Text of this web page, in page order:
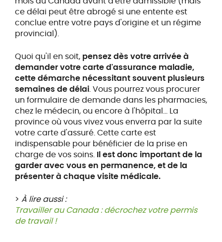
ce délai peut être abrogé si une entente est
conclue entre votre pays d'origine et un régime
provincial).
Quoi qu'il en soit, pensez dès votre arrivée à
demander votre carte d'assurance maladie,
cette démarche nécessitant souvent plusieurs
semaines de délai. Vous pourrez vous procurer
un formulaire de demande dans les pharmacies,
chez le médecin, ou encore à l'hôpital… La
province où vous vivez vous enverra par la suite
votre carte d'assuré. Cette carte est
indispensable pour bénéficier de la prise en
charge de vos soins. Il est donc important de la
garder avec vous en permanence, et de la
présenter à chaque visite médicale.
> À lire aussi :
Travailler au Canada : décrochez votre permis
de travail !